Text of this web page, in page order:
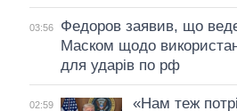
03:56
Федоров заявив, що
Маском щодо
для ударів по рф
02:59
«Нам теж